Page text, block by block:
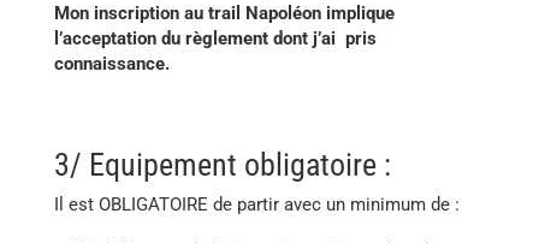
Mon inscription au trail Napoléon implique
l’acceptation du règlement dont j’ai pris
connaissance.
3/ Equipement obligatoire :
Il est OBLIGATOIRE de partir avec un minimum de :